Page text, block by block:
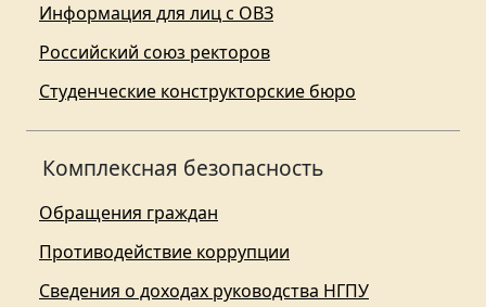
Информация для лиц с ОВЗ
Российский союз ректоров
Студенческие конструкторские бюро
Комплексная безопасность
Обращения граждан
Противодействие коррупции
Сведения о доходах руководства НГПУ